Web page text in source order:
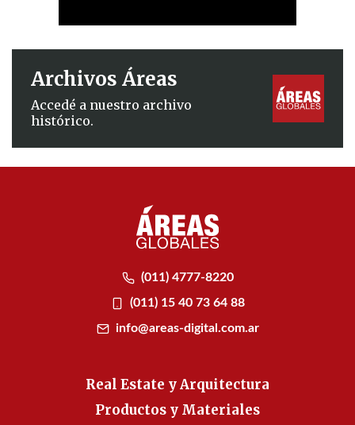
Archivos Áreas
Accedé a nuestro archivo
histórico.
(011) 4777-8220
(011) 15 40 73 64 88
info@areas-digital.com.ar
Real Estate y Arquitectura
Productos y Materiales